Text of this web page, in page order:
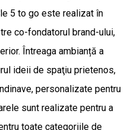
5 to go este realizat în
co-fondatorul brand-ului,
Întreaga ambianță a
ideii de spaţiu prietenos,
personalizate pentru
sunt realizate pentru a
toate categoriile de